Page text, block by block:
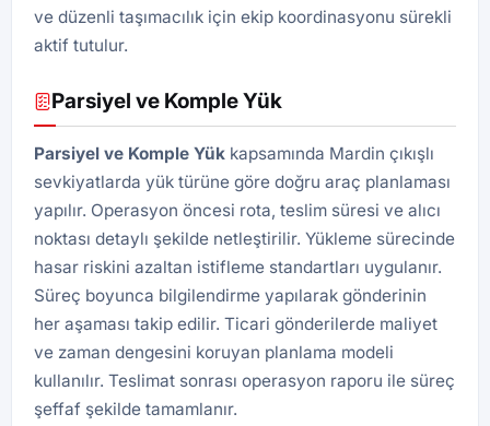
ve düzenli taşımacılık için ekip koordinasyonu sürekli
aktif tutulur.
Parsiyel ve Komple Yük
Parsiyel ve Komple Yük kapsamında Mardin çıkışlı
sevkiyatlarda yük türüne göre doğru araç planlaması
yapılır. Operasyon öncesi rota, teslim süresi ve alıcı
noktası detaylı şekilde netleştirilir. Yükleme sürecinde
hasar riskini azaltan istifleme standartları uygulanır.
Süreç boyunca bilgilendirme yapılarak gönderinin
her aşaması takip edilir. Ticari gönderilerde maliyet
ve zaman dengesini koruyan planlama modeli
kullanılır. Teslimat sonrası operasyon raporu ile süreç
şeffaf şekilde tamamlanır.